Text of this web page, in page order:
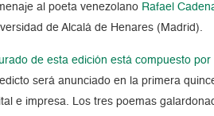
al poeta venezolano Rafael
de Alcalá de Henares (Madrid).
de esta edición está compuesto
será anunciado en la primera
e impresa. Los tres poemas